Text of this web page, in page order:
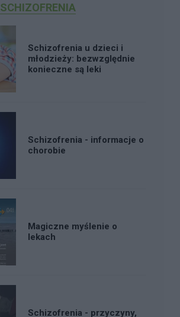
SCHIZOFRENIA
Schizofrenia u dzieci i
młodzieży: bezwzględnie
konieczne są leki
Schizofrenia - informacje o
chorobie
Magiczne myślenie o
lekach
Schizofrenia - przyczyny,